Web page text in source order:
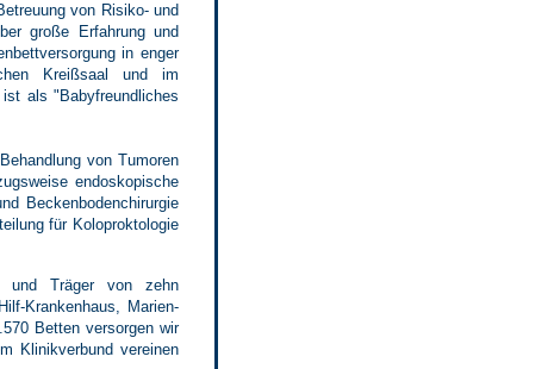
von Risiko- und
große Erfahrung und
in enger
Kreißsaal und im
als "Babyfreundliches
von Tumoren
endoskopische
Beckenbodenchirurgie
für Koloproktologie
und Träger von zehn
Krankenhaus, Marien-
Betten versorgen wir
Klinikverbund vereinen